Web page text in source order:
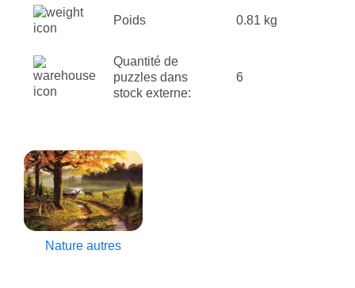
Poids 0.81 kg
Quantité de
puzzles dans
stock externe:
6
Nature autres